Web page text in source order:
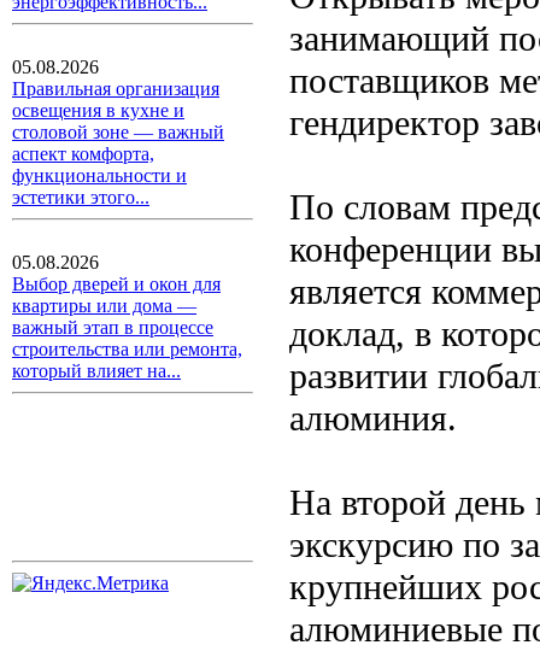
05.08.2026
Правильная организация
освещения в кухне и
столовой зоне — важный
аспект комфорта,
функциональности и
эстетики этого...
05.08.2026
Выбор дверей и окон для
квартиры или дома —
важный этап в процессе
строительства или ремонта,
который влияет на...
занимающий
поставщиков
гендиректор
По словам
конференции
является
доклад, в
развитии
алюминия.
На второй день
экскурсию по
крупнейших
алюминиевые